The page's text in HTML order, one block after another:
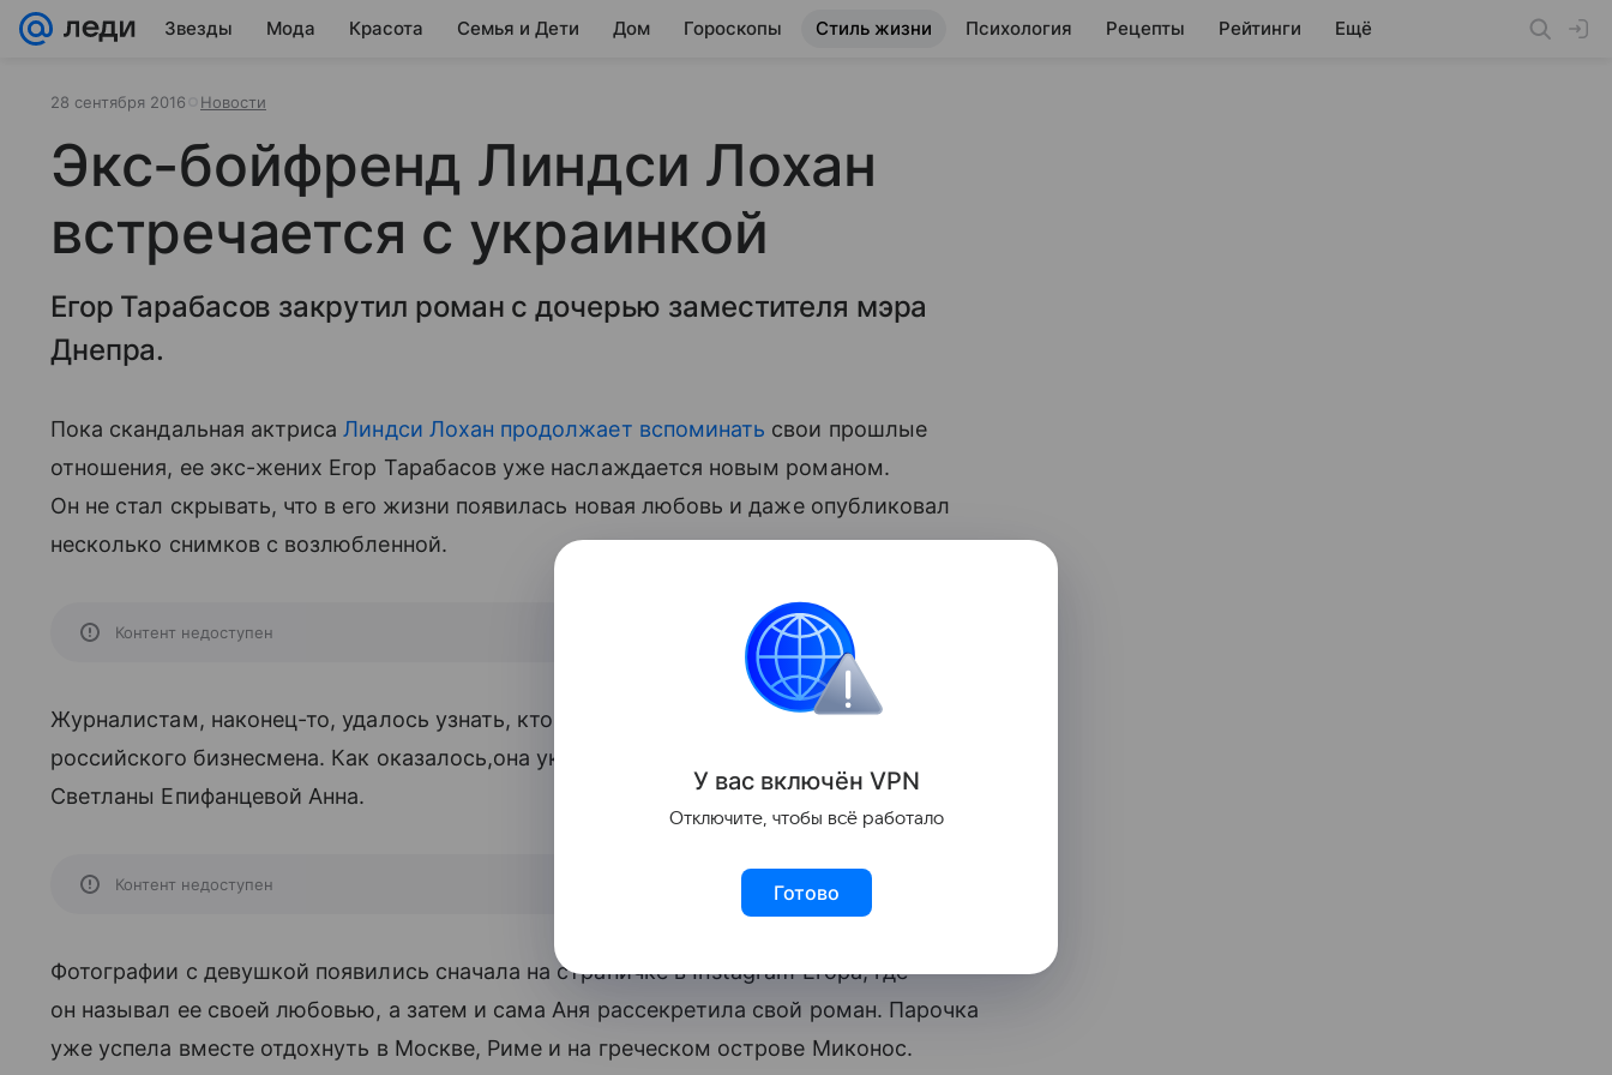
Звезды Мода Красота Семья и Дети Дом Гороскопы Стиль жизни Психология Рецепты Рейтинги Ещё
28 сентября 2016 Новости
Экс-бойфренд Линдси Лохан
встречается с украинкой
Егор Тарабасов закрутил роман с дочерью заместителя мэра
Днепра.
Пока скандальная актрисаЛиндси Лохан продолжает вспоминать свои прошлые
отношения, ее экс-жених Егор Тарабасов уже наслаждается новым романом.
Он не стал скрывать, что в его жизни появилась новая любовь и даже опубликовал
несколько снимков с возлюбленной.
Контент недоступен
Журналистам, наконец-то, удалось узнать, кто же является новой подругой
российского бизнесмена. Как оказалось,она украинка, дочь заместителя мэра Днепра
Светланы Епифанцевой Анна.
Контент недоступен
Фотографии с девушкой появились сначала на страничке в Instagram Егора, где
он называл ее своей любовью, а затем и сама Аня рассекретила свой роман. Парочка
уже успела вместе отдохнуть в Москве, Риме и на греческом острове Миконос.
У вас включён VPN
Отключите, чтобы всё работало
Готово